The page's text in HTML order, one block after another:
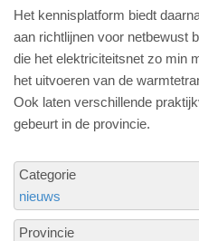
Het kennisplatform biedt
aan richtlijnen voor netbewust
die het elektriciteitsnet zo min
het uitvoeren van de
Ook laten verschillende
gebeurt in de provincie.
Categorie
nieuws
Provincie